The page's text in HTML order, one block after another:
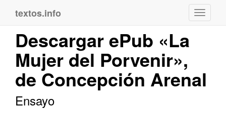
textos.info
Descargar ePub «La
Mujer del Porvenir»,
de Concepción Arenal
Ensayo